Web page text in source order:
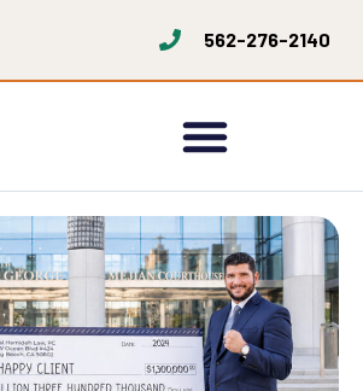
562-276-2140